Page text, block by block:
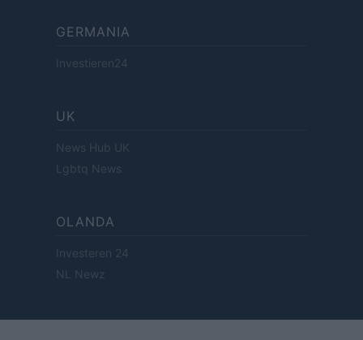
GERMANIA
Investieren24
UK
News Hub UK
Lgbtq News
OLANDA
Investeren 24
NL Newz